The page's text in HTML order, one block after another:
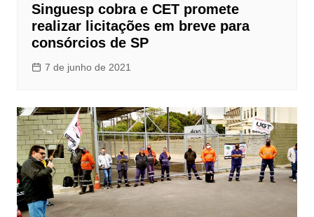
Singuesp cobra e CET promete
realizar licitações em breve para
consórcios de SP
7 de junho de 2021